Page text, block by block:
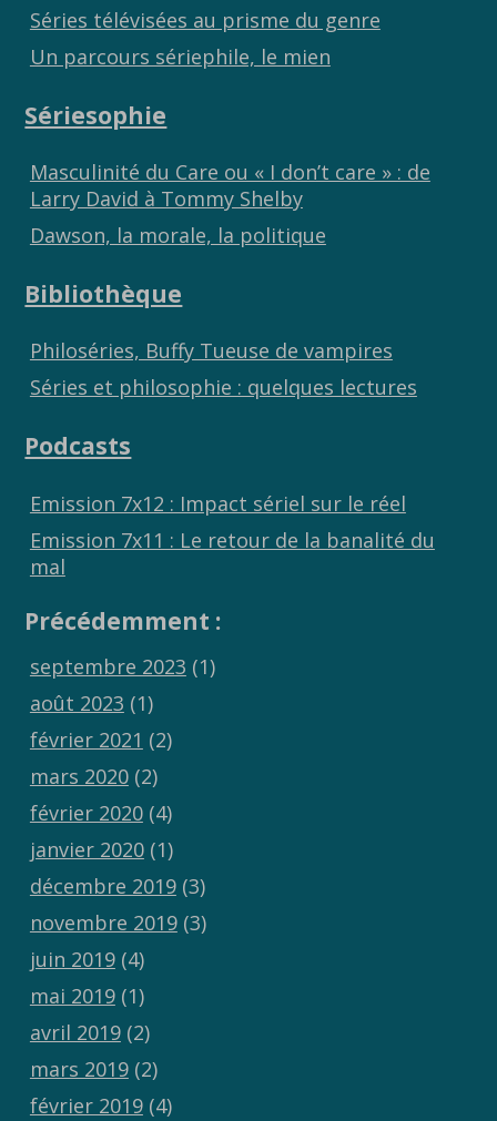
Séries télévisées au prisme du genre
Un parcours sériephile, le mien
Sériesophie
Masculinité du Care ou « I don’t care » : de
Larry David à Tommy Shelby
Dawson, la morale, la politique
Bibliothèque
Philoséries, Buffy Tueuse de vampires
Séries et philosophie : quelques lectures
Podcasts
Emission 7x12 : Impact sériel sur le réel
Emission 7x11 : Le retour de la banalité du
mal
Précédemment :
septembre 2023 (1)
août 2023 (1)
février 2021 (2)
mars 2020(2)
février 2020(4)
janvier 2020(1)
décembre 2019(3)
novembre 2019(3)
juin 2019(4)
mai 2019(1)
avril 2019(2)
mars 2019(2)
février 2019(4)